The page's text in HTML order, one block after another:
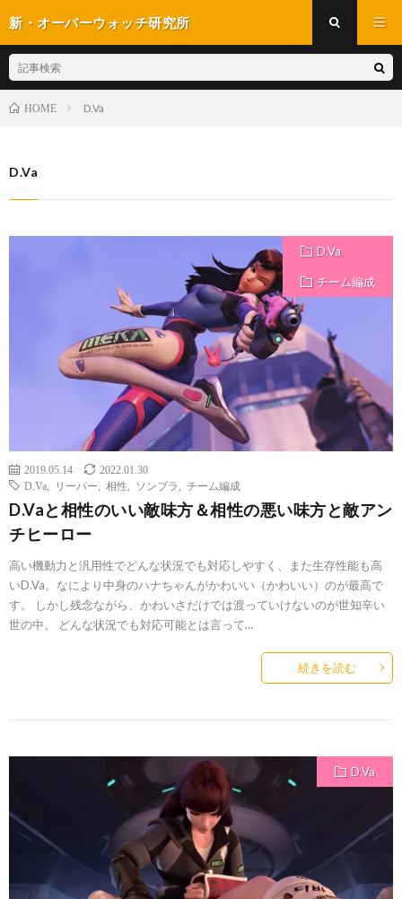
新・オーバーウォッチ研究所
HOME D.Va
D.Va
D.Va
チーム編成
2019.05.14
2022.01.30
D.Va
リーパー 相性 ソンブラ チーム編成
D.Vaと相性のいい敵味方＆相性の悪い味方と敵アン
チヒーロー
高い機動力と汎用性でどんな状況でも対応しやすく、また生存性能も高
いD.Va。なにより中身のハナちゃんがかわいい（かわいい）のが最高で
す。 しかし残念ながら、かわいさだけでは渡っていけないのが世知辛い
世の中。 どんな状況でも対応可能とは言って…
続きを読む
D.Va